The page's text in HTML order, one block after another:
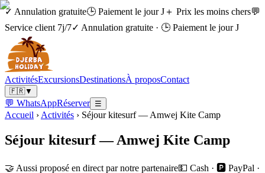
✓ Annulation gratuite🕒 Paiement le jour J＋ Prix les moins chers💬
Service client 7j/7✓ Annulation gratuite · 🕒 Paiement le jour J
ActivitésExcursionsDestinationsÀ proposContact
🇫🇷▼
💬 WhatsAppRéserver ☰
Accueil › Activités › Séjour kitesurf — Amwej Kite Camp
Séjour kitesurf — Amwej Kite Camp
🤝 Aussi proposé en direct par notre partenaire💵 Cash · 🅿️ PayPal ·